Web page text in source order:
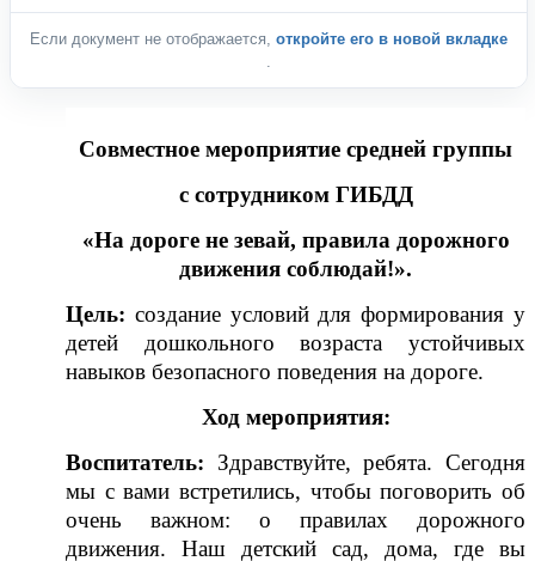
Если документ не отображается, откройте его в новой вкладке
Совместное мероприятие средней группы
с сотрудником ГИБДД
«На дороге не зевай, правила дорожного
движения соблюдай!».
Цель: создание условий для формирования у
детей дошкольного возраста устойчивых
навыков безопасного поведения на дороге.
Ход мероприятия:
Воспитатель: Здравствуйте, ребята. Сегодня
мы с вами встретились, чтобы поговорить об
очень важном: о правилах дорожного
движения. Наш детский сад, дома, где вы